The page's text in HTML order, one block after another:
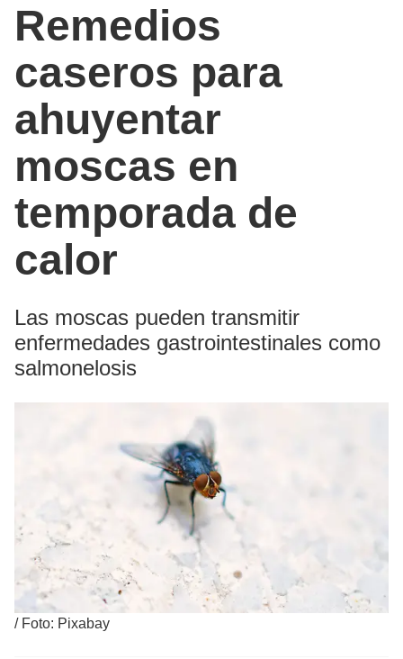
Remedios
caseros para
ahuyentar
moscas en
temporada de
calor
Las moscas pueden transmitir
enfermedades gastrointestinales como
salmonelosis
/ Foto: Pixabay